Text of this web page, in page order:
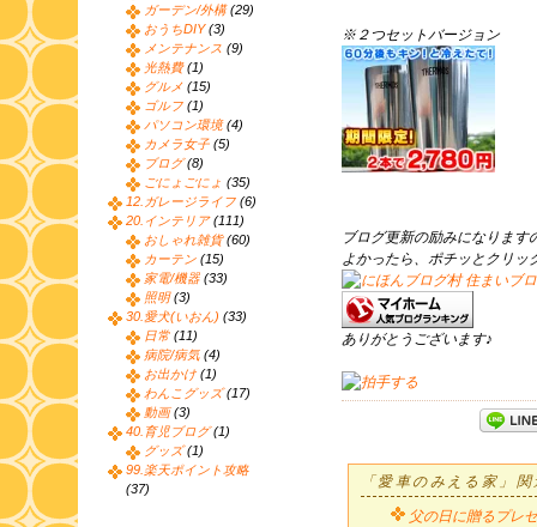
※２つセットバージョン
ブログ更新の励みになります
よかったら、ポチッとクリッ
ありがとうございます♪
「愛車のみえる家」
父の日に贈るプレ
ガーデン/外構(29)
おうちDIY(3)
メンテナンス (9)
光熱費(1)
グルメ (15)
ゴルフ (1)
パソコン環境(4)
カメラ女子 (5)
ブログ(8)
ごにょごにょ (35)
12.ガレージライフ (6)
20.インテリア(111)
おしゃれ雑貨(60)
カーテン (15)
家電/機器 (33)
照明(3)
30.愛犬(いおん) (33)
日常 (11)
病院/病気 (4)
お出かけ (1)
わんこグッズ(17)
動画(3)
40.育児ブログ(1)
グッズ(1)
99.楽天ポイント攻略
(37)